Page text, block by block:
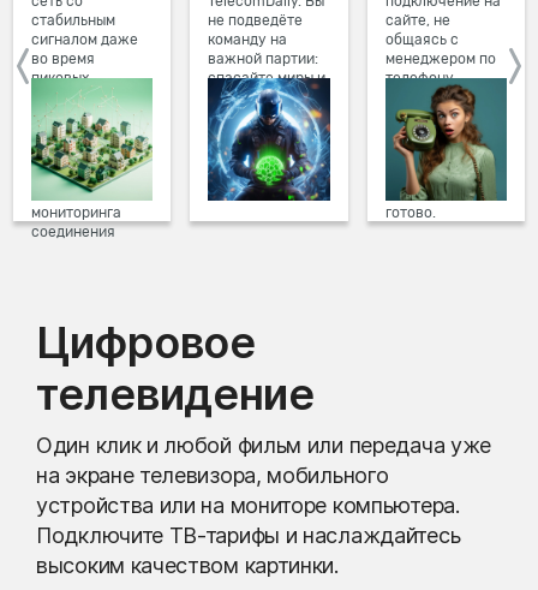
стабильным
сигналом даже
во время
пиковых
нагрузок в
вечернее время.
Мы постоянно
обновляем наше
оборудование в
домах, а система
мониторинга
соединения
не подведёте
команду на
важной партии:
спасайте миры и
побеждайте с
друзьями в
онлайн-играх.
сайте, не
общаясь с
менеджером по
телефону.
Просто в три
клика заполните
форму заявки на
сайте, выберите
дату и время
подключения,
готово.
Цифровое
телевидение
Один клик и любой фильм или передача уже
на экране телевизора, мобильного
устройства или на мониторе компьютера.
Подключите ТВ-тарифы и наслаждайтесь
высоким качеством картинки.